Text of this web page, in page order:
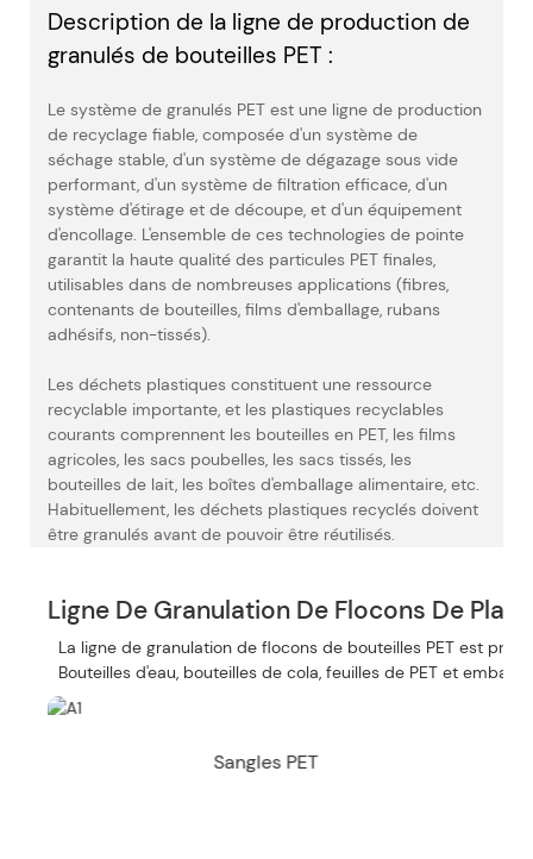
Description de la ligne de production de
granulés de bouteilles PET :
Le système de granulés PET est une ligne de production
de recyclage fiable, composée d'un système de
séchage stable, d'un système de dégazage sous vide
performant, d'un système de filtration efficace, d'un
système d'étirage et de découpe, et d'un équipement
d'encollage. L'ensemble de ces technologies de pointe
garantit la haute qualité des particules PET finales,
utilisables dans de nombreuses applications (fibres,
contenants de bouteilles, films d'emballage, rubans
adhésifs, non-tissés).
Les déchets plastiques constituent une ressource
recyclable importante, et les plastiques recyclables
courants comprennent les bouteilles en PET, les films
agricoles, les sacs poubelles, les sacs tissés, les
bouteilles de lait, les boîtes d'emballage alimentaire, etc.
Habituellement, les déchets plastiques recyclés doivent
être granulés avant de pouvoir être réutilisés.
Ligne De Granulation De Flocons De
La ligne de granulation de flocons de bouteilles PET est
Bouteilles d'eau, bouteilles de cola, feuilles de PET et
Sangles PET